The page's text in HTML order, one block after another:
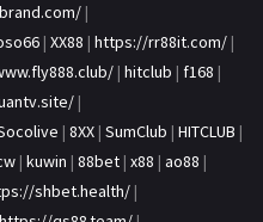
|
| XX88 | https://rr88it.com/ |
| hitclub | f168 |
|
| 8XX | SumClub | HITCLUB |
| kuwin | 88bet | x88 | ao88 |
shbet.health/ |